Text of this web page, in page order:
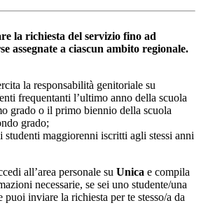
la richiesta del servizio fino ad
assegnate a ciascun ambito regionale.
la responsabilità genitoriale su
frequentanti l’ultimo anno della scuola
grado o il primo biennio della scuola
grado;
studenti maggiorenni iscritti agli stessi anni
all’area personale su Unica e compila
necessarie, se sei uno studente/una
puoi inviare la richiesta per te stesso/a da